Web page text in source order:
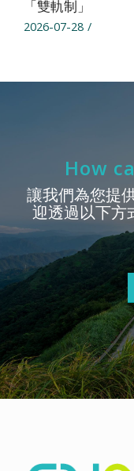
「雙軌制」
2026-07-28 /
How
讓我們為您提
迎透過以下方